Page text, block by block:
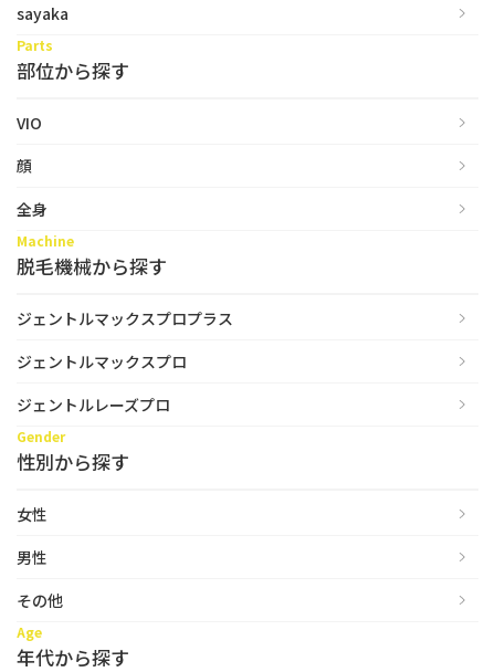
sayaka
Parts
部位から探す
VIO
顔
全身
Machine
脱毛機械から探す
ジェントルマックスプロプラス
ジェントルマックスプロ
ジェントルレーズプロ
Gender
性別から探す
女性
男性
その他
Age
年代から探す